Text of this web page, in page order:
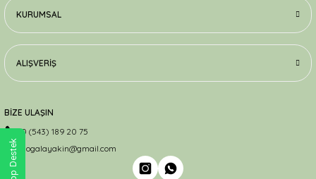
KURUMSAL
ALIŞVERIŞ
BİZE ULAŞIN
0 (543) 189 20 75
dogalayakin@gmail.com